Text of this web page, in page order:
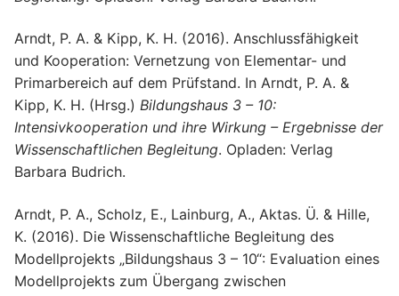
Arndt, P. A. & Kipp, K. H. (2016). Anschlussfähigkeit
und Kooperation: Vernetzung von Elementar- und
Primarbereich auf dem Prüfstand. In Arndt, P. A. &
Kipp, K. H. (Hrsg.) Bildungshaus 3 – 10:
Intensivkooperation und ihre Wirkung – Ergebnisse der
Wissenschaftlichen Begleitung. Opladen: Verlag
Barbara Budrich.
Arndt, P. A., Scholz, E., Lainburg, A., Aktas. Ü. & Hille,
K. (2016). Die Wissenschaftliche Begleitung des
Modellprojekts „Bildungshaus 3 – 10“: Evaluation eines
Modellprojekts zum Übergang zwischen